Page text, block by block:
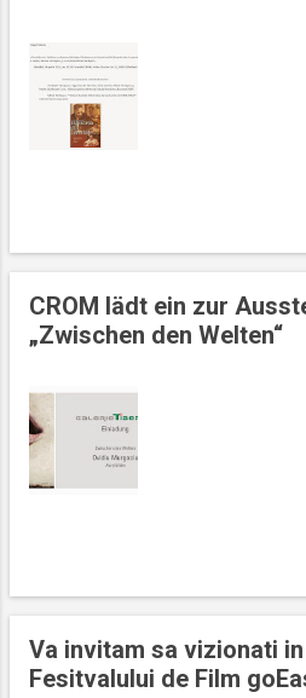
CROM lädt ein zur
„Zwischen den Welten“
Va invitam sa vizionati
Fesitvalului de Film